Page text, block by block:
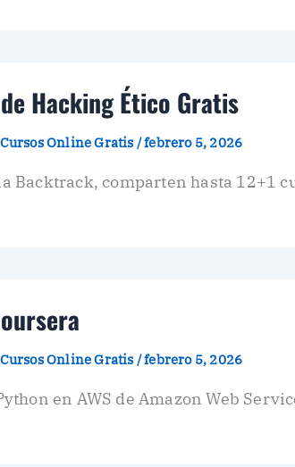
Hacking Ético Gratis
Online Gratis /febrero 5, 2026
Backtrack, comparten hasta 12+1
Online Gratis /febrero 5, 2026
en AWS de Amazon Web